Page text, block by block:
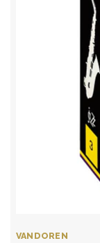
VANDOREN